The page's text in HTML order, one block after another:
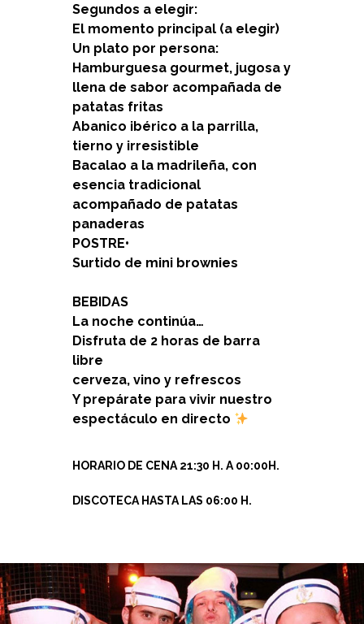
Segundos a elegir:
El momento principal (a elegir)
Un plato por persona:
Hamburguesa gourmet, jugosa y
llena de sabor acompañada de
patatas fritas
Abanico ibérico a la parrilla,
tierno y irresistible
Bacalao a la madrileña, con
esencia tradicional
acompañado de patatas
panaderas
POSTRE•⁠
⁠Surtido de mini brownies
BEBIDAS
La noche continúa…
Disfruta de 2 horas de barra
libre
cerveza, vino y refrescos
Y prepárate para vivir nuestro
espectáculo en directo
HORARIO DE CENA 21:30 H. A 00:00H.
DISCOTECA HASTA LAS 06:00 H.